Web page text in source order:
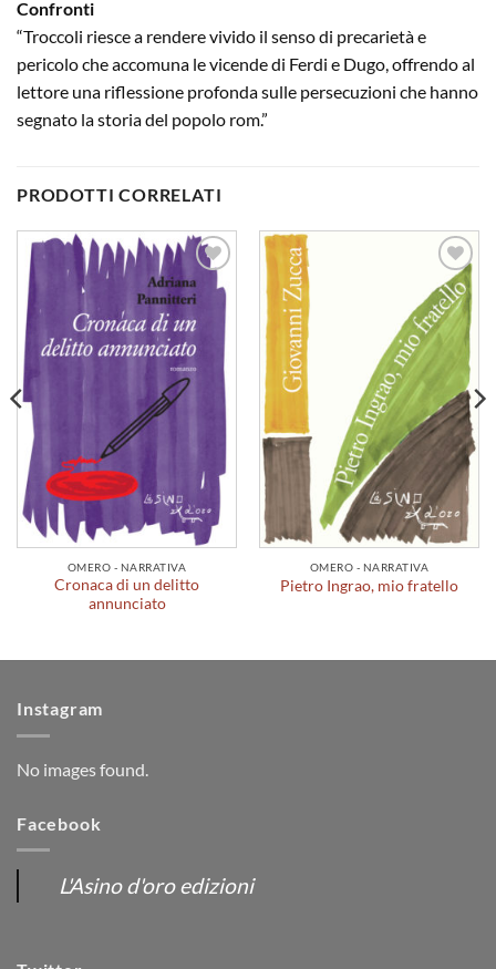
Confronti
“Troccoli riesce a rendere vivido il senso di precarietà e
pericolo che accomuna le vicende di Ferdi e Dugo, offrendo al
lettore una riflessione profonda sulle persecuzioni che hanno
segnato la storia del popolo rom.”
PRODOTTI CORRELATI
Aggiungi
alla lista
dei
desideri
OMERO - NARRATIVA
Cronaca di un delitto
annunciato
Aggiungi
alla lista
dei
desideri
OMERO - NARRATIVA
Pietro Ingrao, mio fratello
Instagram
No images found.
Facebook
L'Asino d'oro edizioni